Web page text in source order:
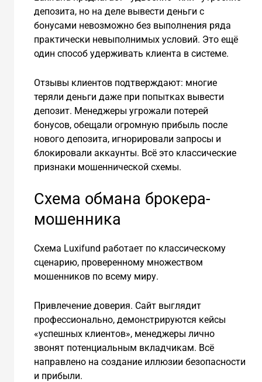
депозита, но на деле вывести деньги с
бонусами невозможно без выполнения ряда
практически невыполнимых условий. Это ещё
один способ удерживать клиента в системе.
Отзывы клиентов подтверждают: многие
теряли деньги даже при попытках вывести
депозит. Менеджеры угрожали потерей
бонусов, обещали огромную прибыль после
нового депозита, игнорировали запросы и
блокировали аккаунты. Всё это классические
признаки мошеннической схемы.
Схема обмана брокера-
мошенника
Схема Luxifund работает по классическому
сценарию, проверенному множеством
мошенников по всему миру.
Привлечение доверия. Сайт выглядит
профессионально, демонстрируются кейсы
«успешных клиентов», менеджеры лично
звонят потенциальным вкладчикам. Всё
направлено на создание иллюзии безопасности
и прибыли.